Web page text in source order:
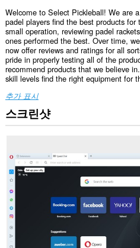
Welcome to Select Pickleball! We are
padel players find the best products
small operation, reviewing padel
ones performed the best. Over time,
now offer reviews and ratings for all
pride in properly testing all of the
recommend products that we believe
skill levels find the right equipment for
추가 표시
스크린샷